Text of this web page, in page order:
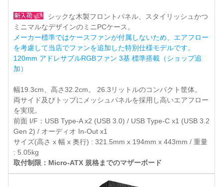
シックな木製フロントパネル、スタイリッシュかつ
ミニマルなデザインのミニPCケース。
メーカー標準ではケースファンが付属しないため、エアフロー
を考慮して当店でファンを追加した特別仕様モデルです。
120mm アドレサブルRGBファン 3基 標準搭載（ショップ追
加）
幅19.3cm、高さ32.2cm。 26.3リットルのコンパクト筐体。
両サイド及びトップにメッシュパネルを採用し高いエアフロー
を実現。
前面 I/F：USB Type-A x2 (USB 3.0) / USB Type-C x1 (USB 3.2
Gen 2) / オーディオ In-Out x1
サイズ(高さ x 幅 x 奥行) : 321.5mm x 194mm x 443mm / 重量
: 5.05kg
取付制限：Micro-ATX 規格までのマザーボード